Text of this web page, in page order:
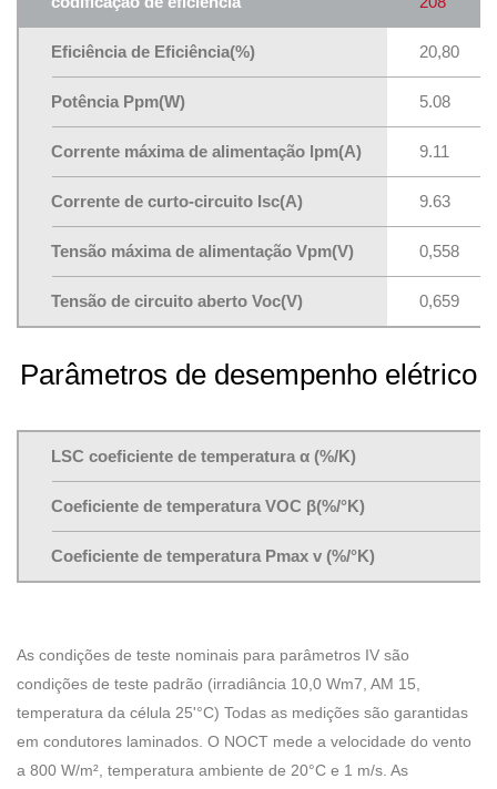
Eficiência de Eficiência(%) 20,80
Potência Ppm(W) 5.08
Corrente máxima de alimentação lpm(A) 9.11
Corrente de curto-circuito Isc(A) 9.63
Tensão máxima de alimentação Vpm(V) 0,558
Tensão de circuito aberto Voc(V) 0,659
Parâmetros de desempenho elétrico
LSC coeficiente de temperatura α (%/K)
Coeficiente de temperatura VOC β(%/°K)
Coeficiente de temperatura Pmax v (%/°K)
As condições de teste nominais para parâmetros IV são
condições de teste padrão (irradiância 10,0 Wm7, AM 15,
temperatura da célula 25'°C) Todas as medições são garantidas
em condutores laminados. O NOCT mede a velocidade do vento
a 800 W/m², temperatura ambiente de 20°C e 1 m/s. As